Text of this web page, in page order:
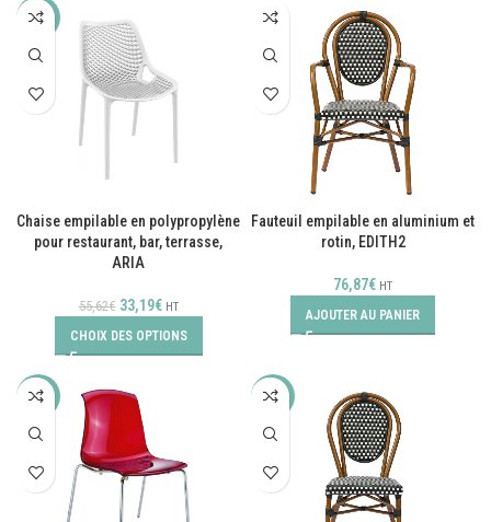
-40%
Chaise empilable en polypropylène
pour restaurant, bar, terrasse,
ARIA
55,62€ 33,19€ HT
CHOIX DES OPTIONS
Fauteuil empilable en aluminium et
rotin, EDITH2
76,87€ HT
AJOUTER AU PANIER
-41% -35%